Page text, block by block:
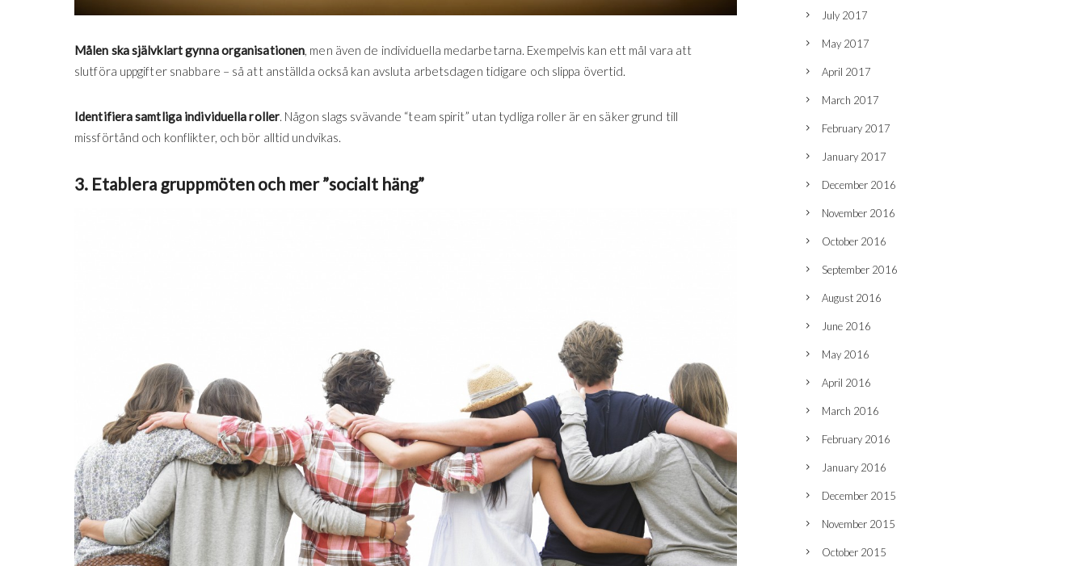
Målen ska självklart gynna organisationen, men även de individuella medarbetarna. Exempelvis kan ett mål vara att
slutföra uppgifter snabbare – så att anställda också kan avsluta arbetsdagen tidigare och slippa övertid.
Identifiera samtliga individuella roller. Någon slags svävande “team spirit” utan tydliga roller är en säker grund till
missförtånd och konflikter, och bör alltid undvikas.
3. Etablera gruppmöten och mer ”socialt häng”
July 2017
May 2017
April 2017
March 2017
February 2017
January 2017
December 2016
November 2016
October 2016
September 2016
August 2016
June 2016
May 2016
April 2016
March 2016
February 2016
January 2016
December 2015
November 2015
October 2015